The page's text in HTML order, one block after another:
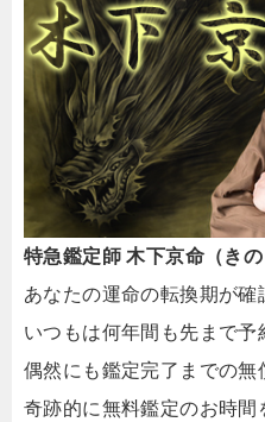
特急鑑定師 木下京命（きの
あなたの運命の転換期が確
いつもは何年間も先まで予
偶然にも鑑定完了までの無
奇跡的に無料鑑定のお時間